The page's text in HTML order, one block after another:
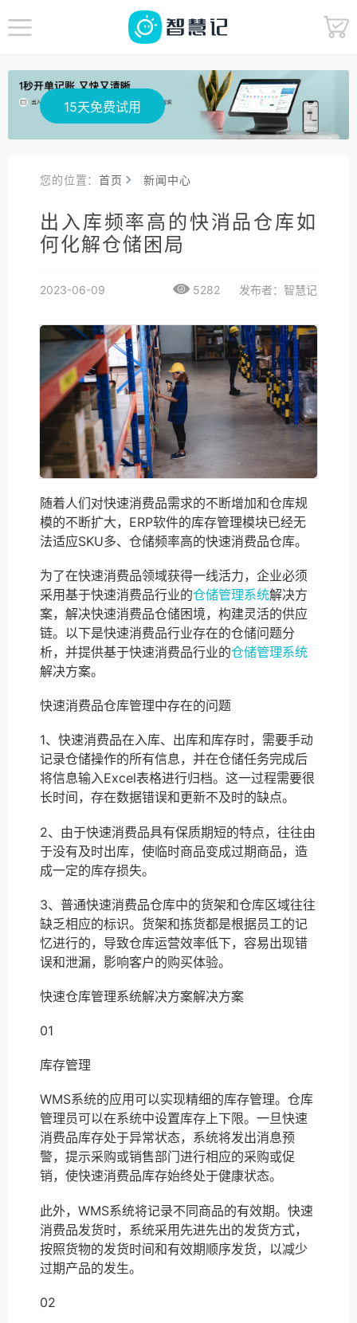
15天免费试用
您的位置：首页 新闻中心
出入库频率高的快消品仓库如
何化解仓储困局
2023-06-09 5282 发布者：智慧记
随着人们对快速消费品需求的不断增加和仓库规
模的不断扩大，ERP软件的库存管理模块已经无
法适应SKU多、仓储频率高的快速消费品仓库。
为了在快速消费品领域获得一线活力，企业必须
采用基于快速消费品行业的仓储管理系统解决方
案，解决快速消费品仓储困境，构建灵活的供应
链。以下是快速消费品行业存在的仓储问题分
析，并提供基于快速消费品行业的仓储管理系统
解决方案。
快速消费品仓库管理中存在的问题
1、快速消费品在入库、出库和库存时，需要手动
记录仓储操作的所有信息，并在仓储任务完成后
将信息输入Excel表格进行归档。这一过程需要很
长时间，存在数据错误和更新不及时的缺点。
2、由于快速消费品具有保质期短的特点，往往由
于没有及时出库，使临时商品变成过期商品，造
成一定的库存损失。
3、普通快速消费品仓库中的货架和仓库区域往往
缺乏相应的标识。货架和拣货都是根据员工的记
忆进行的，导致仓库运营效率低下，容易出现错
误和泄漏，影响客户的购买体验。
快速仓库管理系统解决方案解决方案
01
库存管理
WMS系统的应用可以实现精细的库存管理。仓库
管理员可以在系统中设置库存上下限。一旦快速
消费品库存处于异常状态，系统将发出消息预
警，提示采购或销售部门进行相应的采购或促
销，使快速消费品库存始终处于健康状态。
此外，WMS系统将记录不同商品的有效期。快速
消费品发货时，系统采用先进先出的发货方式，
按照货物的发货时间和有效期顺序发货，以减少
过期产品的发生。
02